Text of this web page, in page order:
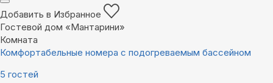
Добавить в Избранное
Гостевой дом «Мантарини»
Комната
Комфортабельные номера с подогреваемым бассейном
5 гостей